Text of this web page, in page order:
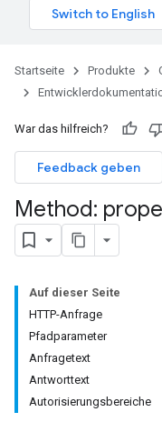
Startseite Produkte
War das hilfreich?
Feedback geben
Method:
Auf dieser Seite
HTTP-Anfrage
Pfadparameter
Anfragetext
Antworttext
Autorisierungsbereiche